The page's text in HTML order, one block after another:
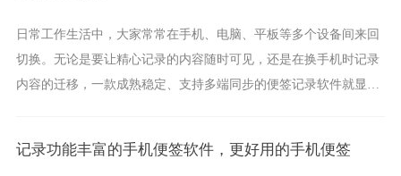
日常工作生活中，大家常常在手机、电脑、平板等多个设备间来回
切换。无论是要让精心记录的内容随时可见，还是在换手机时记录
内容的迁移，一款成熟稳定、支持多端同步的便签记录软件就显得
记录功能丰富的手机便签软件，更好用的手机便签